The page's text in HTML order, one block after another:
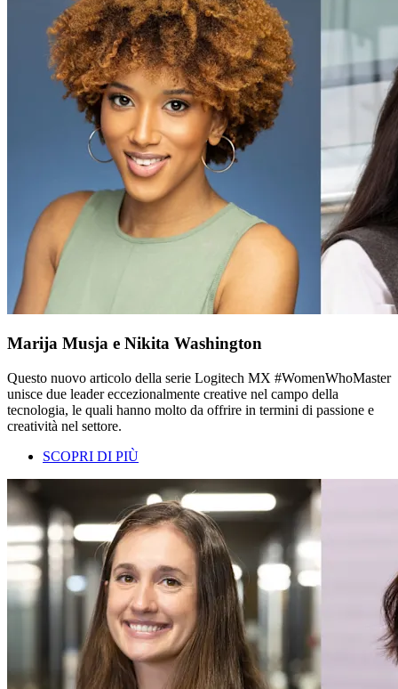
Marija Musja e Nikita Washington
Questo nuovo articolo della serie Logitech MX #WomenWhoMaster
unisce due leader eccezionalmente creative nel campo della
tecnologia, le quali hanno molto da offrire in termini di passione e
creatività nel settore.
SCOPRI DI PIÙ